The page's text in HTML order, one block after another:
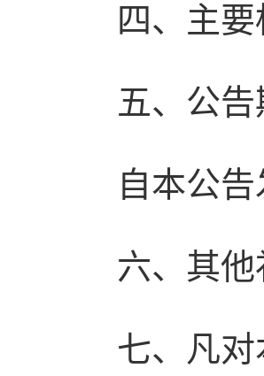
四、主
五、公告
自本公
六、其
七、凡